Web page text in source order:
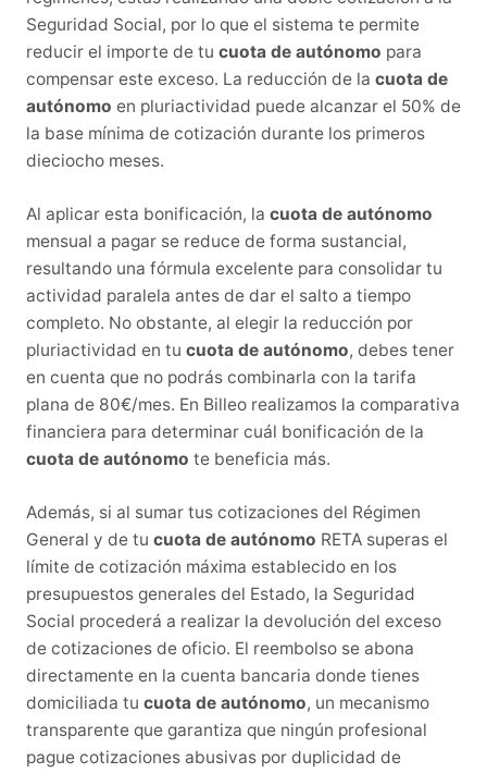
Seguridad Social, por lo que el sistema te permite
reducir el importe de tu cuota de autónomo para
compensar este exceso. La reducción de la cuota de
autónomo en pluriactividad puede alcanzar el 50% de
la base mínima de cotización durante los primeros
dieciocho meses.
Al aplicar esta bonificación, la cuota de autónomo
mensual a pagar se reduce de forma sustancial,
resultando una fórmula excelente para consolidar tu
actividad paralela antes de dar el salto a tiempo
completo. No obstante, al elegir la reducción por
pluriactividad en tu cuota de autónomo, debes tener
en cuenta que no podrás combinarla con la tarifa
plana de 80€/mes. En Billeo realizamos la comparativa
financiera para determinar cuál bonificación de la
cuota de autónomo te beneficia más.
Además, si al sumar tus cotizaciones del Régimen
General y de tu cuota de autónomo RETA superas el
límite de cotización máxima establecido en los
presupuestos generales del Estado, la Seguridad
Social procederá a realizar la devolución del exceso
de cotizaciones de oficio. El reembolso se abona
directamente en la cuenta bancaria donde tienes
domiciliada tu cuota de autónomo, un mecanismo
transparente que garantiza que ningún profesional
pague cotizaciones abusivas por duplicidad de